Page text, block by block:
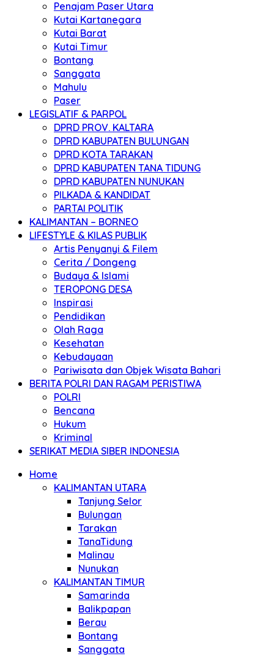
Penajam Paser Utara
Kutai Kartanegara
Kutai Barat
Kutai Timur
Bontang
Sanggata
Mahulu
Paser
LEGISLATIF & PARPOL
DPRD PROV. KALTARA
DPRD KABUPATEN BULUNGAN
DPRD KOTA TARAKAN
DPRD KABUPATEN TANA TIDUNG
DPRD KABUPATEN NUNUKAN
PILKADA & KANDIDAT
PARTAI POLITIK
KALIMANTAN – BORNEO
LIFESTYLE & KILAS PUBLIK
Artis Penyanyi & Filem
Cerita / Dongeng
Budaya & Islami
TEROPONG DESA
Inspirasi
Pendidikan
Olah Raga
Kesehatan
Kebudayaan
Pariwisata dan Objek Wisata Bahari
BERITA POLRI DAN RAGAM PERISTIWA
POLRI
Bencana
Hukum
Kriminal
SERIKAT MEDIA SIBER INDONESIA
Home
KALIMANTAN UTARA
Tanjung Selor
Bulungan
Tarakan
TanaTidung
Malinau
Nunukan
KALIMANTAN TIMUR
Samarinda
Balikpapan
Berau
Bontang
Sanggata